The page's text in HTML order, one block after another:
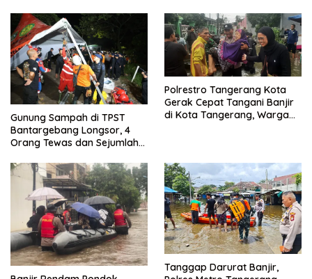
Gunung Sampah di TPST
Bantargebang Longsor, 4
Orang Tewas dan Sejumlah
Polrestro Tangerang Kota
Gerak Cepat Tangani Banjir
di Kota Tangerang, Warga
Tanggap Darurat Banjir,